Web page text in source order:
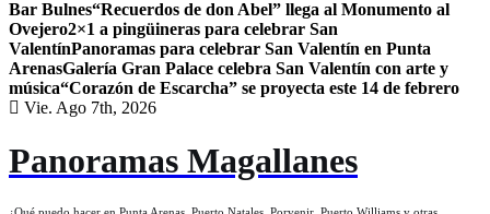
Bar Bulnes“Recuerdos de don Abel” llega al Monumento al
Ovejero2×1 a pingüineras para celebrar San
ValentínPanoramas para celebrar San Valentín en Punta
ArenasGalería Gran Palace celebra San Valentín con arte y
música“Corazón de Escarcha” se proyecta este 14 de febrero
Vie. Ago 7th, 2026
Panoramas Magallanes